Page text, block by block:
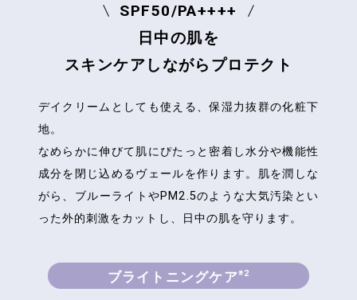
SPF50/PA++++
日中の肌を
スキンケアしながらプロテクト
デイクリームとしても使える、保湿力抜群の化粧下
地。
なめらかに伸びて肌にぴたっと密着し水分や機能性
成分を閉じ込めるヴェールを作ります。 肌を潤しな
がら、ブルーライトやPM2.5のような大気汚染とい
った外的刺激をカットし、日中の肌を守ります。
ブライトニングケア※2